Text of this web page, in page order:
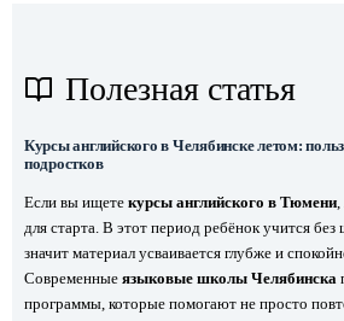
Полезная статья
Курсы английского в Челябинске летом:
подростков
Если вы ищете курсы английского в Тюмени,
для старта. В этот период ребёнок учится без
значит материал усваивается глубже и
Современные языковые школы Челябинска
программы, которые помогают не просто